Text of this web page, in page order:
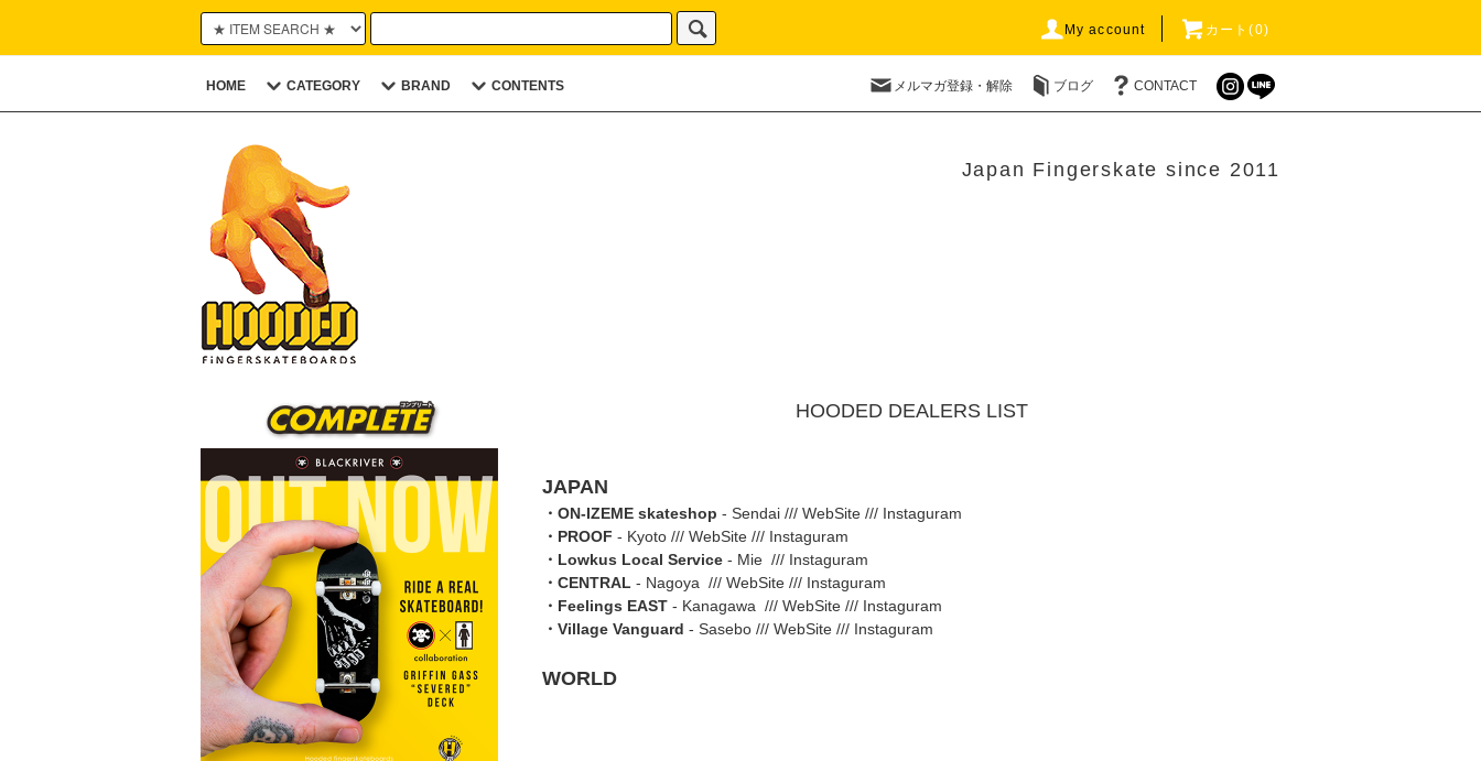
My account カート(0)
HOME CATEGORY BRAND CONTENTS メルマガ登録・解除 ブログ CONTACT
Japan Fingerskate since 2011
HOODED DEALERS LIST
JAPAN
・ON-IZEME skateshop - Sendai /// WebSite /// Instaguram
・PROOF - Kyoto /// WebSite /// Instaguram
・ Lowkus Local Service - Mie /// Instaguram
・ CENTRAL - Nagoya /// WebSite /// Instaguram
・ Feelings EAST - Kanagawa /// WebSite /// Instaguram
・ Village Vanguard - Sasebo /// WebSite /// Instaguram
WORLD